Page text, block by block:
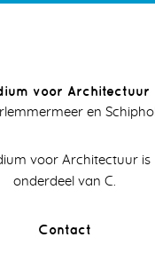
voor Architectuur
en Schiphol
voor Architectuur is
onderdeel van C.
Contact